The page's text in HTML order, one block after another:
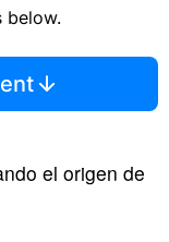
below.
el origen de